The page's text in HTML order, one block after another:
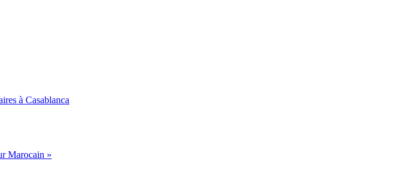
à Casablanca
Marocain »